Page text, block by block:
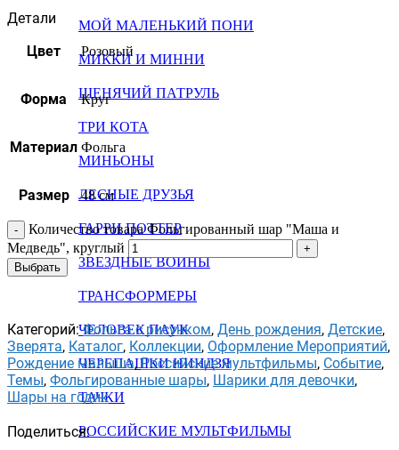
МОЙ МАЛЕНЬКИЙ ПОНИ
МИККИ И МИННИ
ЩЕНЯЧИЙ ПАТРУЛЬ
ТРИ КОТА
МИНЬОНЫ
ЛЕСНЫЕ ДРУЗЬЯ
ГАРРИ ПОТТЕР
ЗВЕЗДНЫЕ ВОЙНЫ
ТРАНСФОРМЕРЫ
ЧЕЛОВЕК ПАУК
ЧЕРЕПАШКИ НИНДЗЯ
ТАЧКИ
РОССИЙСКИЕ МУЛЬТФИЛЬМЫ
Детали
Цвет
Розовый
Форма Круг
Материал Фольга
Размер 48 см
Количество товара Фольгированный шар "Маша и
Медведь", круглый
Выбрать
Категорий: Фольга с рисунком, День рождения, Детские,
Зверята, Каталог, Коллекции, Оформление Мероприятий,
Рождение малыша, Российские мультфильмы, Событие,
Темы, Фольгированные шары, Шарики для девочки,
Шары на годик
Поделиться: